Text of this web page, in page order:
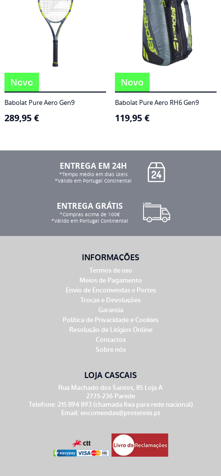
Novo
Babolat Pure Aero Gen9
289,95 €
Novo
Babolat Pure Aero RH6 Gen9
119,95 €
ENTREGA EM 24H
*Tempo médio em dias úteis
*Válido em Portugal Continental
ENTREGA GRÁTIS
*Compras acima de 100€
*Válido em Portugal Continental
INFORMAÇÕES
Termos de uso
Meios de Pagamento
Envio de Encomendas e Portes
Trocas e Devoluções
Garantia
Política de Privacidade e Cookies
Resolução de Litígios Online
Contactos
Sobre nós
LOJA CASCAIS
Rua Machado dos Santos, 85 Loja A
2775-236 Parede
Telefone: 215 894 893 (chamada fixa para rede nacional)
Email: encomendas@protennis.pt